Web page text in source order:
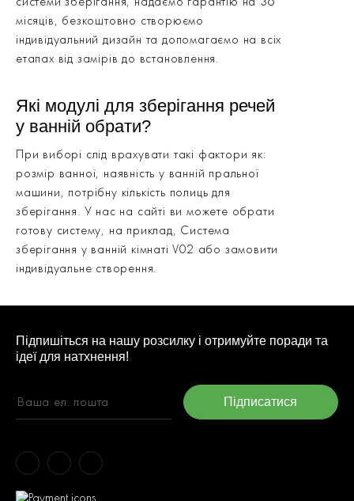
місяців, безкоштовно створюємо
індивідуальний дизайн та допомагаємо на всіх
етапах від замірів до встановлення.
Які модулі для зберігання речей
у ванній обрати?
При виборі слід врахувати такі фактори як:
розмір ванної, наявність у ванній пральної
машини, потрібну кількість полиць для
зберігання. У нас на сайті ви можете обрати
готову систему, на приклад, Система
зберігання у ванній кімнаті V02 або замовити
індивідуальне створення.
Підпишіться на нашу розсилку і отримуйте поради та
ідеї для натхнення!